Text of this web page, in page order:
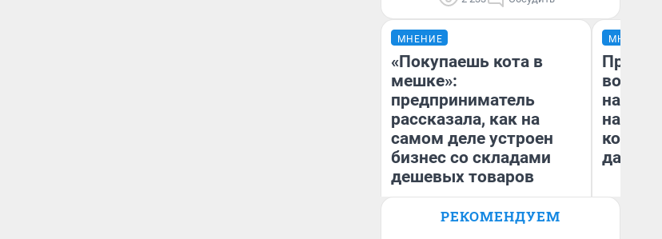
МНЕНИЕ
«Покупаешь кота в
мешке»:
предприниматель
рассказала, как на
самом деле устроен
бизнес со складами
дешевых товаров
Наталья Шорохова
МНЕНИЕ
нам
даже
РЕКОМЕНДУЕМ